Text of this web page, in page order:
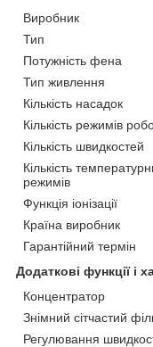
Виробник
Тип
Потужність фена
Тип живлення
Кількість насадок
Кількість режимів
Кількість швидкостей
Кількість
режимів
Функція іонізації
Країна виробник
Гарантійний термін
Додаткові функції і
Концентратор
Знімний сітчастий
Регулювання